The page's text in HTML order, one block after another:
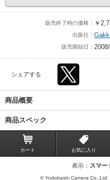
販売終了時の価格： ￥
出版社：
販売開始日：
シェアする
商品概要
商品スペック
カート お気に入り
表示： スマー
© Yodobashi Camera Co.,Ltd.